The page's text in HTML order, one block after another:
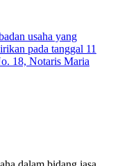
usaha yang
pada tanggal 11
18, Notaris Maria